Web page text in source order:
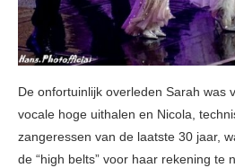
De onfortuinlijk overleden Sarah was
vocale hoge uithalen en Nicola,
zangeressen van de laatste 30 jaar,
de “high belts” voor haar rekening te